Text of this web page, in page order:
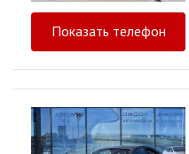
Показать телефон